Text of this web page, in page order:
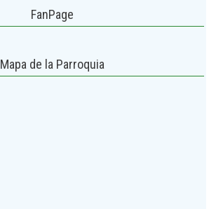
FanPage
Mapa de la Parroquia